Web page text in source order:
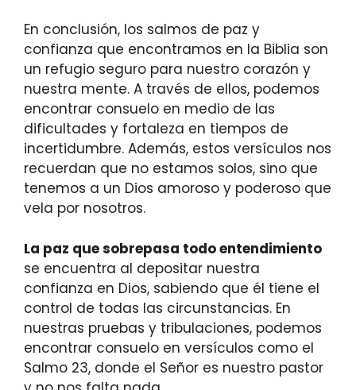
En conclusión, los salmos de paz y
confianza que encontramos en la Biblia son
un refugio seguro para nuestro corazón y
nuestra mente. A través de ellos, podemos
encontrar consuelo en medio de las
dificultades y fortaleza en tiempos de
incertidumbre. Además, estos versículos nos
recuerdan que no estamos solos, sino que
tenemos a un Dios amoroso y poderoso que
vela por nosotros.
La paz que sobrepasa todo entendimiento
se encuentra al depositar nuestra
confianza en Dios, sabiendo que él tiene el
control de todas las circunstancias. En
nuestras pruebas y tribulaciones, podemos
encontrar consuelo en versículos como el
Salmo 23, donde el Señor es nuestro pastor